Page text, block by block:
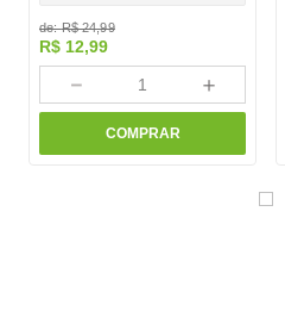
de:R$ 24,99
R$ 12,99
＋
－
COMPRAR